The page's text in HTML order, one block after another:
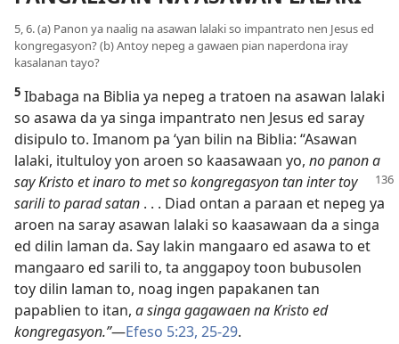
5, 6. (a) Panon ya naalig na asawan lalaki so impantrato nen Jesus ed
kongregasyon? (b) Antoy nepeg a gawaen pian naperdona iray
kasalanan tayo?
5 Ibabaga na Biblia ya nepeg a tratoen na asawan lalaki
so asawa da ya singa impantrato nen Jesus ed saray
disipulo to. Imanom pa ‘yan bilin na Biblia: “Asawan
lalaki, itultuloy yon aroen so kaasawaan yo, no panon a
say Kristo et inaro to met sokongregasyon tan inter toy
sarili to parad satan . . . Diad ontan a paraan et nepeg ya
aroen na saray asawan lalaki so kaasawaan da a singa
ed dilin laman da. Say lakin mangaaro ed asawa to et
mangaaro ed sarili to, ta anggapoy toon bubusolen
toy dilin laman to, noag ingen papakanen tan
papablien to itan, a singa gagawaen na Kristo ed
kongregasyon.”​—Efeso 5:23, 25-29.